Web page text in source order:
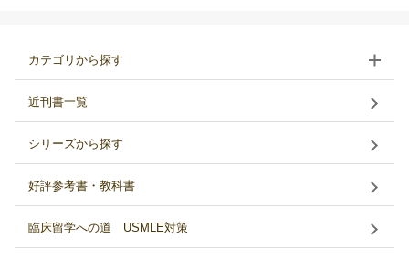
カテゴリから探す
近刊書一覧
シリーズから探す
好評参考書・教科書
臨床留学への道 USMLE対策